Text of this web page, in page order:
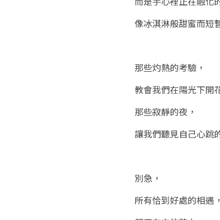
像冰淇淋般甜蜜而短
那些灼熱的考驗，
教會我們在陽光下開
那些寂靜的夜，
讓我們聽見自己心跳
別急，
所有恰到好處的相遇，